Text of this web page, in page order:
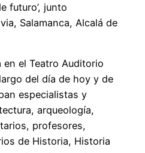
futuro’, junto
Salamanca, Alcalá de
en el Teatro Auditorio
del día de hoy y de
especialistas y
arqueología,
profesores,
de Historia, Historia